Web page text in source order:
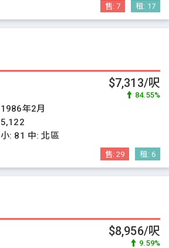
售:7 租: 17
$7,313/呎
84.55%
1986年2月
5,122
小: 81 中:北區
售:29 租: 6
$8,956/呎
9.59%